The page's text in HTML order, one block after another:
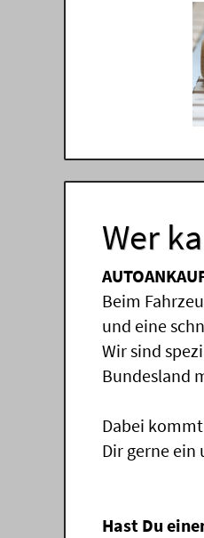
Wer
Beim
und eine
Wir sind
Bundesland
Dabei
Dir gerne ein
Hast Du